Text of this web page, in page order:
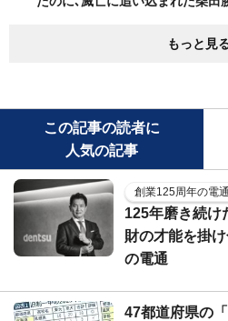
もっと見
この記事の読者に
人気の記事
創業125周年の電
125年磨き続け
財の才能を掛
の電通
47都道府県の